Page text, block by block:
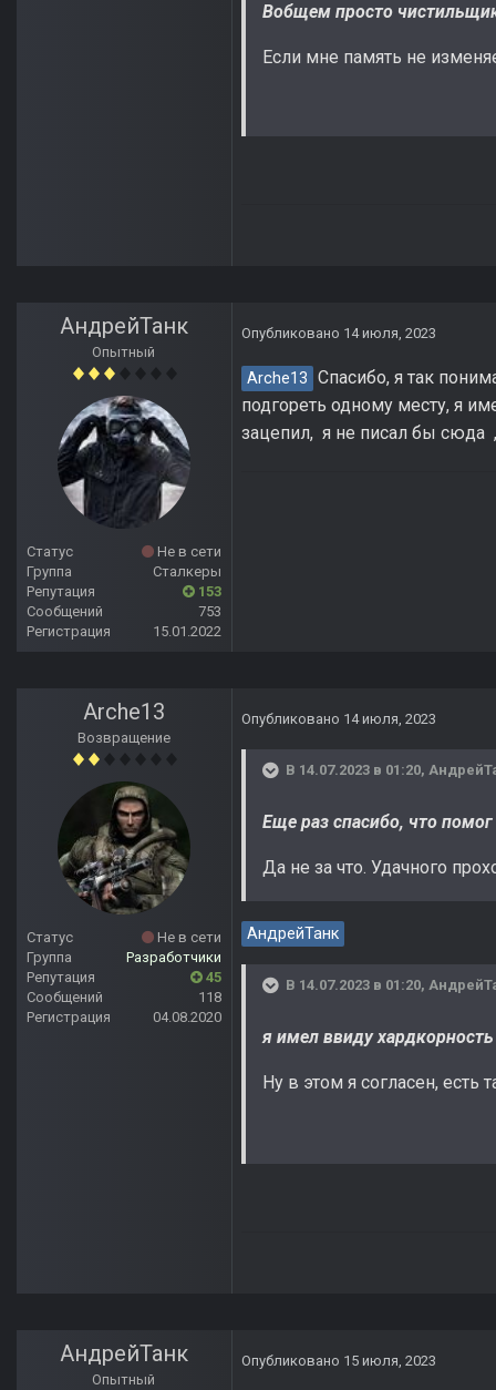
Вобщем просто
Если мне память не
АндрейТанк
Опытный
Статус
Не в сети
Группа
Сталкеры
Репутация
153
Сообщений
753
Регистрация
15.01.2022
Опубликовано 14 июля, 2023
Arche13 Спасибо, я так
подгореть одному месту, я
зацепил, я не писал бы сюда ,
Arche13
Возвращение
Статус
Не в сети
Группа
Разработчики
Репутация
45
Сообщений
118
Регистрация
04.08.2020
Опубликовано 14 июля, 2023
В 14.07.2023 в 01:20,
Еще раз спасибо, что помог
Да не за что. Удачного
АндрейТанк
В 14.07.2023 в 01:20,
я имел ввиду хардкорность
Ну в этом я согласен,
АндрейТанк
Опытный
Опубликовано 15 июля, 2023